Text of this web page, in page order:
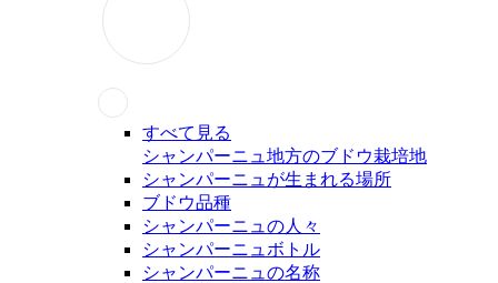
すべて見る
シャンパーニュ地方のブドウ栽培地
シャンパーニュが生まれる場所
ブドウ品種
シャンパーニュの人々
シャンパーニュボトル
シャンパーニュの名称